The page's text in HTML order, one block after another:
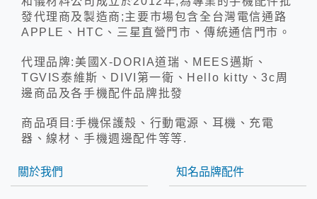
發代理商及製造商;主要市場包含全台灣電信通路
APPLE、HTC、三星直營門市、傳統通信門市。
代理品牌:美國X-DORIA道瑞、MEES邁斯、
TGVIS泰維斯、DIVI第一衛、Hello kitty、3c周
邊商品及各手機配件品牌批發
商品項目:手機保護殼、行動電源、耳機、充電
器、線材、手機週邊配件等等.
關於我們 知名品牌配件